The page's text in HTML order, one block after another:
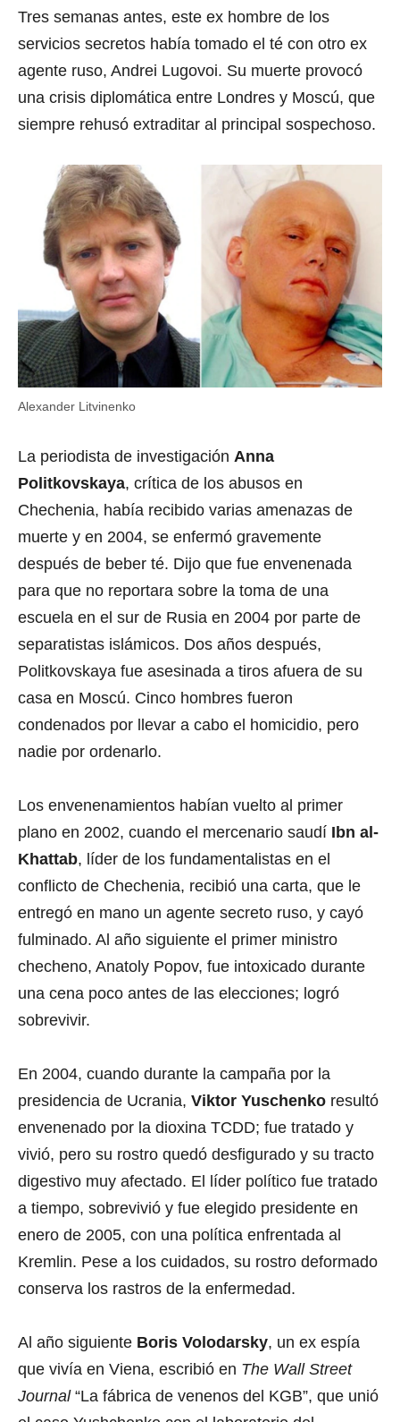
Tres semanas antes, este ex hombre de los
servicios secretos había tomado el té con otro ex
agente ruso, Andrei Lugovoi. Su muerte provocó
una crisis diplomática entre Londres y Moscú, que
siempre rehusó extraditar al principal sospechoso.
Alexander Litvinenko
La periodista de investigación Anna
Politkovskaya, crítica de los abusos en
Chechenia, había recibido varias amenazas de
muerte y en 2004, se enfermó gravemente
después de beber té. Dijo que fue envenenada
para que no reportara sobre la toma de una
escuela en el sur de Rusia en 2004 por parte de
separatistas islámicos. Dos años después,
Politkovskaya fue asesinada a tiros afuera de su
casa en Moscú. Cinco hombres fueron
condenados por llevar a cabo el homicidio, pero
nadie por ordenarlo.
Los envenenamientos habían vuelto al primer
plano en 2002, cuando el mercenario saudí Ibn al-
Khattab, líder de los fundamentalistas en el
conflicto de Chechenia, recibió una carta, que le
entregó en mano un agente secreto ruso, y cayó
fulminado. Al año siguiente el primer ministro
checheno, Anatoly Popov, fue intoxicado durante
una cena poco antes de las elecciones; logró
sobrevivir.
En 2004, cuando durante la campaña por la
presidencia de Ucrania, Viktor Yuschenko resultó
envenenado por la dioxina TCDD; fue tratado y
vivió, pero su rostro quedó desfigurado y su tracto
digestivo muy afectado. El líder político fue tratado
a tiempo, sobrevivió y fue elegido presidente en
enero de 2005, con una política enfrentada al
Kremlin. Pese a los cuidados, su rostro deformado
conserva los rastros de la enfermedad.
Al año siguiente Boris Volodarsky, un ex espía
que vivía en Viena, escribió en The Wall Street
Journal“La fábrica de venenos del KGB”, que unió